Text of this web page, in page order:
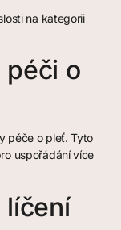
na kategorii
péči o
péče o pleť. Tyto
uspořádání více
líčení